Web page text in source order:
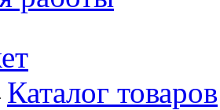
Каталог товаров